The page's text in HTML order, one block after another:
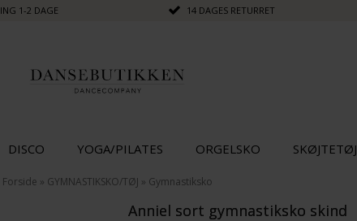
1-2 DAGE 14 DAGES RETURRET
DISCO YOGA/PILATES ORGELSKO SKØJTETØJ
Forside » GYMNASTIKSKO/TØJ » Gymnastiksko
Anniel sort gymnastiksko skind